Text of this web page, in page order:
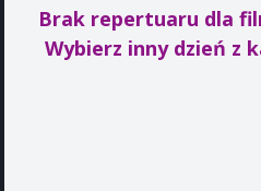
Brak repertuaru dla
Wybierz inny dzień z